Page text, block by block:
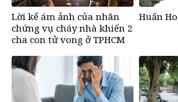
Lời kể ám ảnh của nhân
chứng vụ cháy nhà khiến 2
cha con tử vong ở TPHCM
Huấn